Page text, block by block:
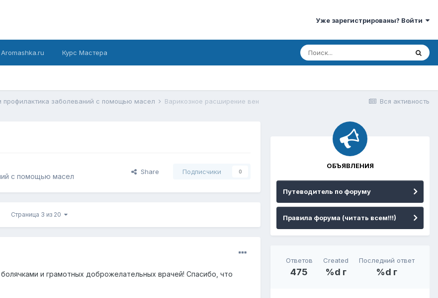
Уже зарегистрированы? Войти
Курс Мастера
Вся активность
профилактика заболеваний с помощью масел Варикозное расширение вен
с помощью масел
Share Подписчики 0
Страница 3 из 20
и грамотных доброжелательных врачей! Спасибо, что
ОБЪЯВЛЕНИЯ
Путеводитель по форуму
Правила форума (читать всем!!!)
Ответов
475
Created
%d г
Последний ответ
%d г